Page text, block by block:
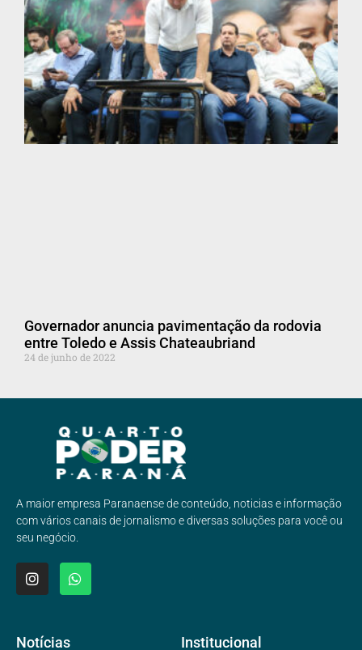
Governador anuncia pavimentação da rodovia
entre Toledo e Assis Chateaubriand
24 de junho de 2022
A maior empresa Paranaense de conteúdo, noticias e informação
com vários canais de jornalismo e diversas soluções para você ou
seu negócio.
Notícias Institucional